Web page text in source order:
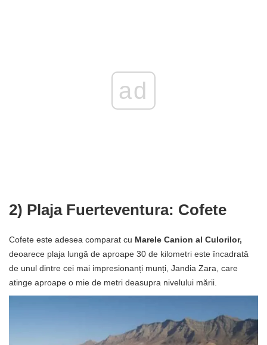
ad
2) Plaja Fuerteventura: Cofete
Cofete este adesea comparat cu Marele Canion al Culorilor,
deoarece plaja lungă de aproape 30 de kilometri este încadrată
de unul dintre cei mai impresionanți munți, Jandia Zara, care
atinge aproape o mie de metri deasupra nivelului mării.